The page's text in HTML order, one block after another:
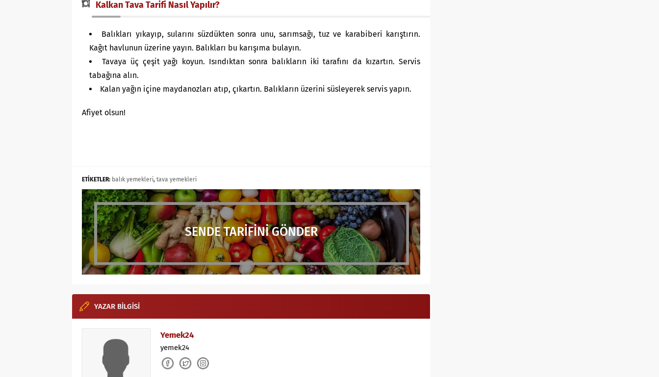
Kalkan Tava Tarifi Nasıl Yapılır?
Balıkları yıkayıp, sularını süzdükten sonra unu, sarımsağı, tuz ve karabiberi karıştırın.
Kağıt havlunun üzerine yayın. Balıkları bu karışıma bulayın.
Tavaya üç çeşit yağı koyun. Isındıktan sonra balıkların iki tarafını da kızartın. Servis
tabağına alın.
Kalan yağın içine maydanozları atıp, çıkartın. Balıkların üzerini süsleyerek servis yapın.
Afiyet olsun!
ETİKETLER: balık yemekleri, tava yemekleri
SENDE TARİFİNİ GÖNDER
YAZAR BİLGİSİ
Yemek24
yemek24